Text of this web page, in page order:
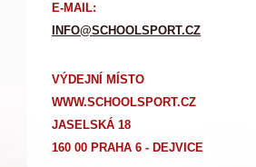
E-MAIL:
INFO@SCHOOLSPORT.CZ
VÝDEJNÍ MÍSTO
WWW.SCHOOLSPORT.CZ
JASELSKÁ 18
160 00 PRAHA 6 - DEJVICE